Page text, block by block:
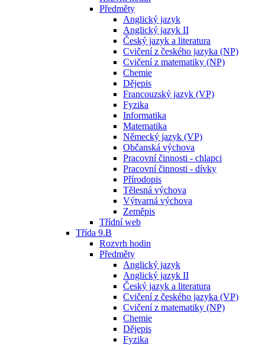
Předměty
Anglický jazyk
Anglický jazyk II
Český jazyk a literatura
Cvičení z českého jazyka (NP)
Cvičení z matematiky (NP)
Chemie
Dějepis
Francouzský jazyk (VP)
Fyzika
Informatika
Matematika
Německý jazyk (VP)
Občanská výchova
Pracovní činnosti - chlapci
Pracovní činnosti - dívky
Přírodopis
Tělesná výchova
Výtvarná výchova
Zeměpis
Třídní web
Třída 9.B
Rozvrh hodin
Předměty
Anglický jazyk
Anglický jazyk II
Český jazyk a literatura
Cvičení z českého jazyka (VP)
Cvičení z matematiky (NP)
Chemie
Dějepis
Fyzika